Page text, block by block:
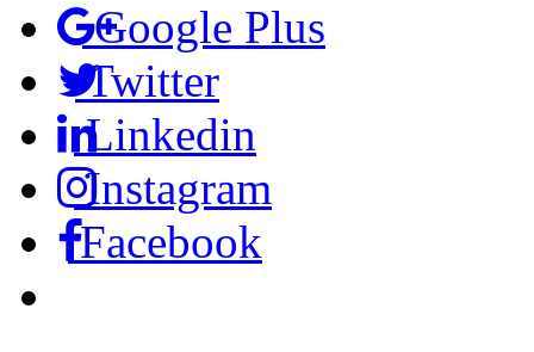
Google Plus
Twitter
Linkedin
Instagram
Facebook